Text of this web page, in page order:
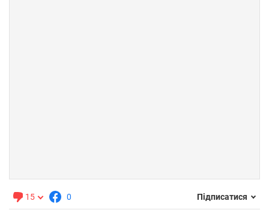
15 0 Підписатися